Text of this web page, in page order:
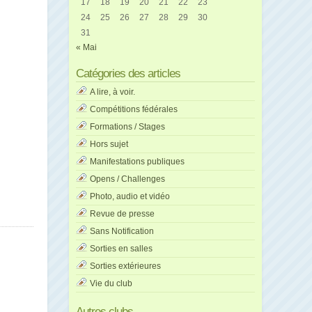
17
18 19 20 21 22
23
24
25 26 27 28 29
30
31
« Mai
Catégories des articles
A lire, à voir.
Compétitions fédérales
Formations / Stages
Hors sujet
Manifestations publiques
Opens / Challenges
Photo, audio et vidéo
Revue de presse
Sans Notification
Sorties en salles
Sorties extérieures
Vie du club